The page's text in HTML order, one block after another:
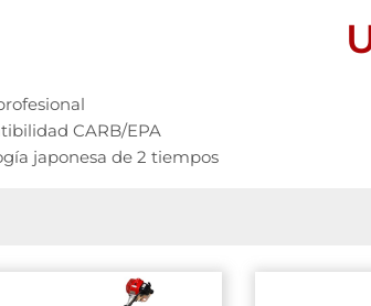
CARB/EPA
japonesa de 2 tiempos